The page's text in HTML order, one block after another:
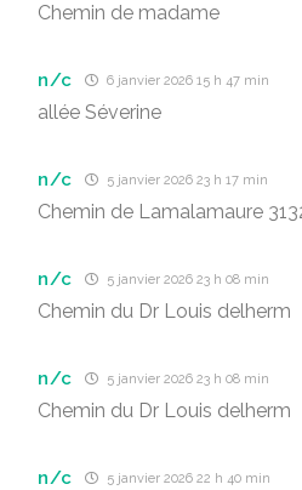
Chemin de madame
n/c 6 janvier 2026 15 h 47 min
allée Séverine
n/c 5 janvier 2026 23 h 17 min
Chemin de Lamalamaure
n/c 5 janvier 2026 23 h 08 min
Chemin du Dr Louis delherm
n/c 5 janvier 2026 23 h 08 min
Chemin du Dr Louis delherm
n/c 5 janvier 2026 22 h 40 min